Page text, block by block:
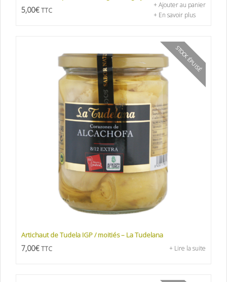
5,00€ TTC
+ Ajouter au panier
+ En savoir plus
STOCK ÉPUISÉ
Artichaut de Tudela IGP / moitiés – La Tudelana
7,00€ TTC + Lire la suite